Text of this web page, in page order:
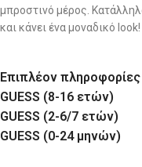
μπροστινό μέρος.
και κάνει ένα μοναδικό look!
Επιπλέον πληροφορίες
GUESS (8-16 ετών)
GUESS (2-6/7 ετών)
GUESS (0-24 μηνών)